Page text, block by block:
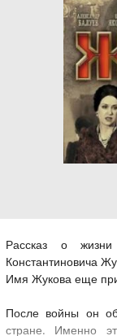
Рассказ о жизни
Константиновича
Имя Жукова еще
После войны он
стране. Именно